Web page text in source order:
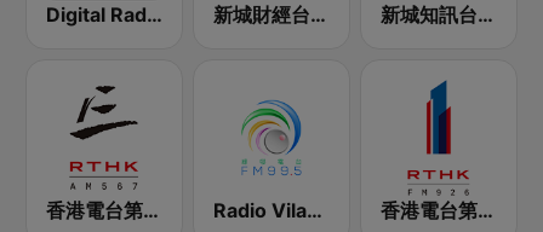
Digital Radio Hong Kong 新城財經台 Metro Finance FM104 新城知訊台 MetroInfo FM99.7
香港電台第三台 RTHK Radio 3 Radio Vilaverde 綠邨995 FM 香港電台第一台 RTHK Radio 1